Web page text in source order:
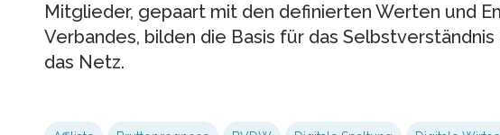
Mitglieder, gepaart mit den definierten Werten und
Verbandes, bilden die Basis für das Selbstverständnis
das Netz.